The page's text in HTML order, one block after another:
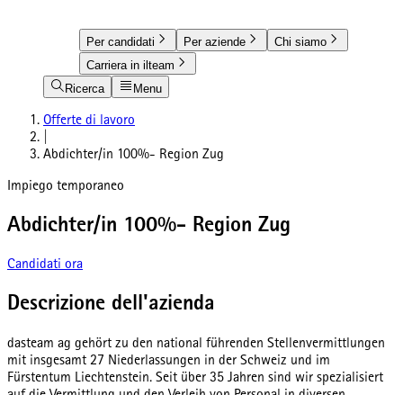
Per candidati Per aziende
Chi siamo
Carriera in ilteam
Ricerca
Menu
Offerte di lavoro
Abdichter/in 100%- Region Zug
Impiego temporaneo
Abdichter/in 100%- Region Zug
Candidati ora
Descrizione dell'azienda
dasteam ag gehört zu den national führenden Stellenvermittlungen
mit insgesamt 27 Niederlassungen in der Schweiz und im
Fürstentum Liechtenstein. Seit über 35 Jahren sind wir spezialisiert